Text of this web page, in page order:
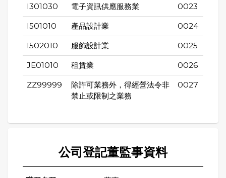
I301030 電子資訊供應服務業 0023
I501010 產品設計業 0024
I502010 服飾設計業 0025
JE01010 租賃業 0026
ZZ99999
除許可業務外，得經營法令非
禁止或限制之業務
0027
公司登記董監事資料